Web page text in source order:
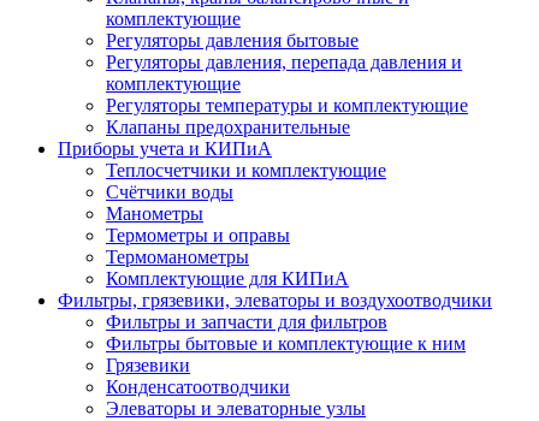
комплектующие
Регуляторы давления бытовые
Регуляторы давления, перепада давления и
комплектующие
Регуляторы температуры и комплектующие
Клапаны предохранительные
Приборы учета и КИПиА
Теплосчетчики и комплектующие
Счётчики воды
Манометры
Термометры и оправы
Термоманометры
Комплектующие для КИПиА
Фильтры, грязевики, элеваторы и воздухоотводчики
Фильтры и запчасти для фильтров
Фильтры бытовые и комплектующие к ним
Грязевики
Конденсатоотводчики
Элеваторы и элеваторные узлы